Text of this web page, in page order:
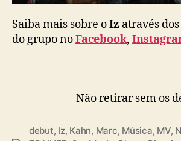
Saiba mais sobre oIz através
do grupo noFacebook,
Não retirar sem os
debut, Iz, Kahn, Marc, Música, MV,